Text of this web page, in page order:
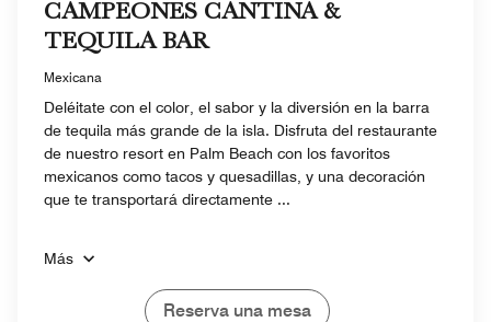
CAMPEONES CANTINA &
TEQUILA BAR
Mexicana
Deléitate con el color, el sabor y la diversión en la barra
de tequila más grande de la isla. Disfruta del restaurante
de nuestro resort en Palm Beach con los favoritos
mexicanos como tacos y quesadillas, y una decoración
que te transportará directamente ...
Más
Reserva una mesa